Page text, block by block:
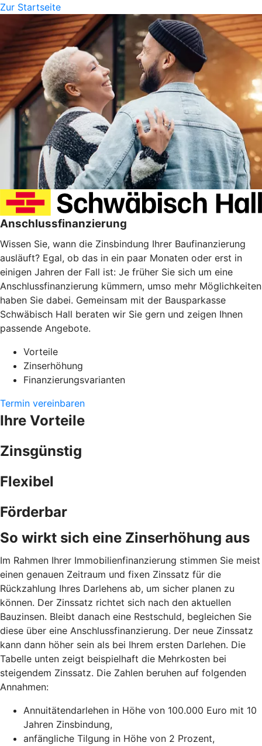
Zur Startseite
Anschlussfinanzierung
Wissen Sie, wann die Zinsbindung Ihrer Baufinanzierung
ausläuft? Egal, ob das in ein paar Monaten oder erst in
einigen Jahren der Fall ist: Je früher Sie sich um eine
Anschlussfinanzierung kümmern, umso mehr Möglichkeiten
haben Sie dabei. Gemeinsam mit der Bausparkasse
Schwäbisch Hall beraten wir Sie gern und zeigen Ihnen
passende Angebote.
Vorteile
Zinserhöhung
Finanzierungsvarianten
Termin vereinbaren
Ihre Vorteile
Zinsgünstig
Flexibel
Förderbar
So wirkt sich eine Zinserhöhung aus
Im Rahmen Ihrer Immobilienfinanzierung stimmen Sie meist
einen genauen Zeitraum und fixen Zinssatz für die
Rückzahlung Ihres Darlehens ab, um sicher planen zu
können. Der Zinssatz richtet sich nach den aktuellen
Bauzinsen. Bleibt danach eine Restschuld, begleichen Sie
diese über eine Anschlussfinanzierung. Der neue Zinssatz
kann dann höher sein als bei Ihrem ersten Darlehen. Die
Tabelle unten zeigt beispielhaft die Mehrkosten bei
steigendem Zinssatz. Die Zahlen beruhen auf folgenden
Annahmen:
Annuitätendarlehen in Höhe von 100.000 Euro mit 10
Jahren Zinsbindung,
anfängliche Tilgung in Höhe von 2 Prozent,